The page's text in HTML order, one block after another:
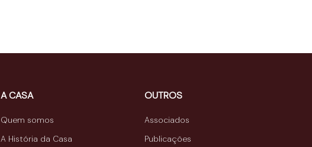
A CASA
Quem somos
A História da Casa
OUTROS
Associados
Publicações